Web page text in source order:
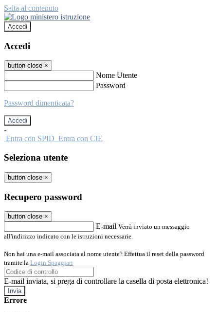
Salta al contenuto
Accedi
Accedi
button close ×
Nome Utente
Password
Password dimenticata?
-
Entra con SPID Entra con CIE
Seleziona utente
button close ×
Recupero password
button close ×
E-mail Verrà inviato un messaggio
all'indirizzo indicato con le istruzioni necessarie.
Non hai una e-mail associata al nome utente? Effettua il reset della password
tramite la Login Spaggiari
E-mail inviata, si prega di controllare la casella di posta elettronica!
Errore